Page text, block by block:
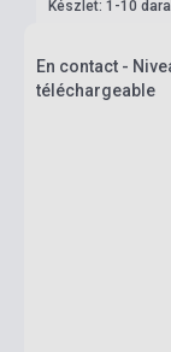
Készlet: 1-10
En contact -
téléchargeable